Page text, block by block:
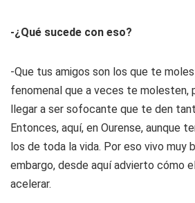
-¿Qué sucede con eso?
-Que tus amigos son los que te
fenomenal que a veces te molesten,
llegar a ser sofocante que te den
Entonces, aquí, en Ourense, aunque
los de toda la vida. Por eso vivo muy
embargo, desde aquí advierto cómo
acelerar.